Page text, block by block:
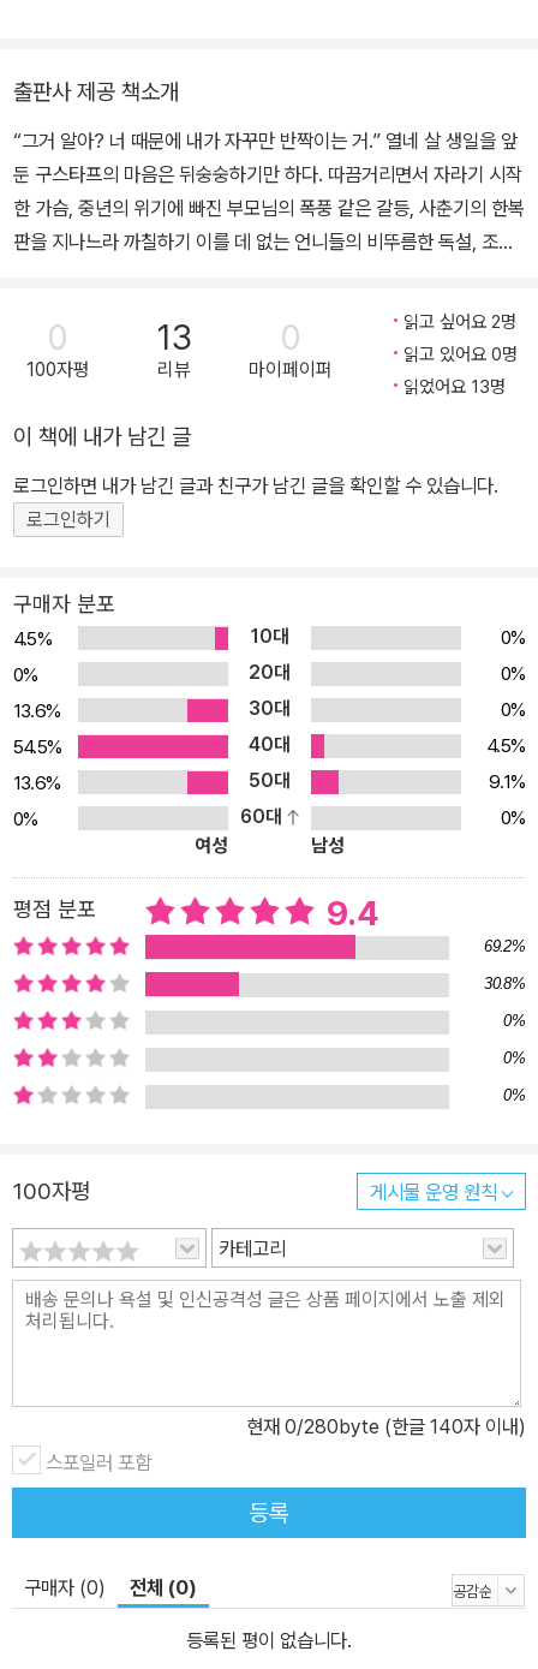
지만! 완두콩과 마찬가지로, 남자아이들과의 약속은 종말의 시작이니
까. 사춘기로 곧장 발을 들여놓는 거나 다름없었다.
바람에 실려 온 달콤한 꽃향기가 콧속으로 밀려 들어왔다. 따뜻하고
어두운 향기였다. 구스타프는 몸이 살짝 떨렸다. 불쾌한 떨림이 아니
라 닭살이 살짝 이는 정도였다. 이번 여름에 뭔가 특별한 일이 일어날
의 빳빳한 섬유질이 이 사이에 끼는 건 아주 질색이니까.”
두 아이는 주거니 받거니 서로의 바람을 풀어놓았다.
“그리고 아침마다 코코아를 타 주겠다고 약속하면 좋을 것 같아.”
“또 아주 아름다운 이야기를 들려주겠다고 약속했으면.”
“맞아.”
(중략)
둘은 한동안 아무 말 없이 나무를 바라봤다. 이제는 조금 전처럼 따뜻
지 않았다. 구스타프는 팔과 목덜미에 소름이 돋았다. 문에게서 조금
떨어져 앉았다. 둘의 티셔츠가 닿을까 봐 두려웠다.
구스타프는 아빠의 다이어그램을 떠올렸다. 사랑은 대체 어디에 있을
까? 엄마와 아빠도 분명 사랑해서 결혼한 걸 텐데. 그러니까 둘이 진
그렇다면 지금 그 사랑은 어디에 있는 거지? 허공으로 흩어졌거나 더
는 맞지 않아서 조각조각 분해되었나? 아니면 여전히 존재하기는 하
지만 너무 잘 숨어 있어서 엄마와 아빠가 미처 발견하지 못하는 걸
까? 어쩌면 두 사람은 이제 사랑이 어떤 모습인지 전혀 기억하지 못
하는 건지도.
어쩌면 사랑은 색깔 같은 걸지도 모른다. 구스타프는 언젠가 빨간색
이 모든 사람에게 똑같은 색으로 보이지 않는다는 말을 들은 적이 있
다. 각자 자기만의 빨간색을 본다는 것이다. 모든 색깔이 다 그렇다고
했다. 구스타프는 사랑도 이것과 비슷할 거라고 생각했다. 아마 모든
사람이 사랑을 각자 다르게 느끼겠지. 그러니 두 사람이 같은 감정과
사랑을 느낀다는 건 작은 기적이나 마찬가지인 셈이다.
출판사 제공 책소개
“그거 알아? 너 때문에 내가 자꾸만 반짝이는 거.” 열네 살 생일을 앞
둔 구스타프의 마음은 뒤숭숭하기만 하다. 따끔거리면서 자라기 시작
한 가슴, 중년의 위기에 빠진 부모님의 폭풍 같은 갈등, 사춘기의 한복
판을 지나느라 까칠하기 이를 데 없는 언니들의 비뚜름한 독설, 조금
드는 작은 지진 같은 사건들이 괴롭기만 한 그 순간, 자꾸만 신경 쓰이
는 남자애가 구스타프에게 성큼 다가온다! 열네 살 소녀의 마음속으
로 파고든 두근두근 첫사랑 이야기 밀치락달치락하며 다가오는 첫사
시대, 인간의 영역을 파고드는 과학 기술의 발전으로 그 어느 때보다
‘인간다움’에 대한 논의가 활발하게 이루어지고 있다. 최근에 로봇공
학자 데니스홍 교수는 자신의 기억과 기록을 담은 AI 로봇을 제작해
튜링 테스트를 했다. 데니스홍봇은 친구와 지인들이 건넨 질문에 막
러나 교수의 아들이 던진 질문, ‘나를 사랑하나요?’에는 대답을 하지
못하고 ‘답변 없음’이라는 결과값을 내놓았다. ‘사랑’은 기계가 알 수
없는 감정이었기 때문이다. 이 질문에 대답한 이는 AI 로봇이 아닌 인
간 데니스홍 교수였다. 물론 기술이 더 발전하면 복잡 미묘한 인간의
감정까지 이해하는 AI 로봇이 나올지도 모른다. 그러나 현 시점에서
인간을 정의하는 데 ‘사랑’과 같은 추상적이지만 분명히 존재하는 감
정을 빼놓을 수는 없을 것이다. 《사랑이 반짝》은 우리가 여러 관계 속
에서 맺고 있는 다양한 형태의 사랑이라는 감정을 기민하게 포착해
그린 성장 소설이다. 사춘기에 접어들면서 몸과 마음의 변화를 예민
하게 느끼는 열네 살 소녀 구스타프가 보낸 한여름의 시간, 그리고 삶
에 작은 지진을 일으키는 변화의 순간들을 맞닥뜨려 자기도 모르는
새 훌쩍 성장하는 이야기를 그리고 있다. 익숙했던 것들과 헤어지고
새롭게 다가오는 것들을 맞이하면서 느끼는 감정의 파열음을 섬세하
게 담은 동시에, 사춘기와 첫사랑이라는 보편적이면서도 개별적인 감
정을 탁월하게 형상화해 공감의 폭이 넓다. 이 책은 독일 현지의 기대
를 받는 신인 작가 라라 쉬츠작의 작품으로 출간되자마자 ‘마울 마르’
슴 아픈 통증이 공존하고, 한번 읽기 시작하면 멈추기 힘든 이야기’,
‘복잡한 사춘기 시절의 심리를 적확한 언어와 톤으로 그렸다’는 호평
을 받은 작품이기도 하다. “내 마음이 왜 이럴까?” 마음과 일상에 작
은 지진을 일으키는 특별한 감정에 대하여 열네 살 생일과 신나는 방
학이 코앞이지만 구스타프의 하루는 고달프기만 하다. 또래들에 비해
로나 육체적으로나 가장 끔찍한 시기인 사춘기가 오고 있다는 생각에
참을 수 없는 기분마저 든다. 절친 아니나를 비롯해 다른 아이들은 이
성 친구에게 관심을 가지며 알 수 없는 반짝거림이 생겼지만, 구스타
프는 사춘기를 겪더라도 절대로 사랑에 빠지지는 않을 거라며 굳게
균열이 생긴다. 닭살 커플이었던 부모님의 갈등이 장기화되는 게 심
보내겠다고 선언하는 게 아닌가! 심지어 매년 가던 가족 여행을 일방
0
100자평
13
리뷰
0
마이페이퍼
읽고 싶어요 2명
읽고 있어요 0명
읽었어요 13명
이 책에 내가 남긴 글
로그인하면 내가 남긴 글과 친구가 남긴 글을 확인할 수 있습니다.
로그인하기
구매자 분포
4.5% 10대
0%
0%
20대
0%
13.6%
30대
0%
54.5%
40대
4.5%
13.6%
50대
9.1%
0%
60대
0%
여성
남성
평점 분포 9.4
69.2%
30.8%
0%
0%
0%
100자평 게시물 운영 원칙
카테고리
현재 0/280byte (한글 140자 이내)
스포일러 포함
등록
구매자 (0) 전체 (0)
등록된 평이 없습니다.